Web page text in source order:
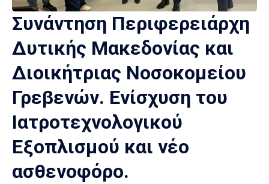
Συνάντηση Περιφερειάρχη
Δυτικής Μακεδονίας και
Διοικήτριας Νοσοκομείου
Γρεβενών. Ενίσχυση του
Ιατροτεχνολογικού
Εξοπλισμού και νέο
ασθενοφόρο.